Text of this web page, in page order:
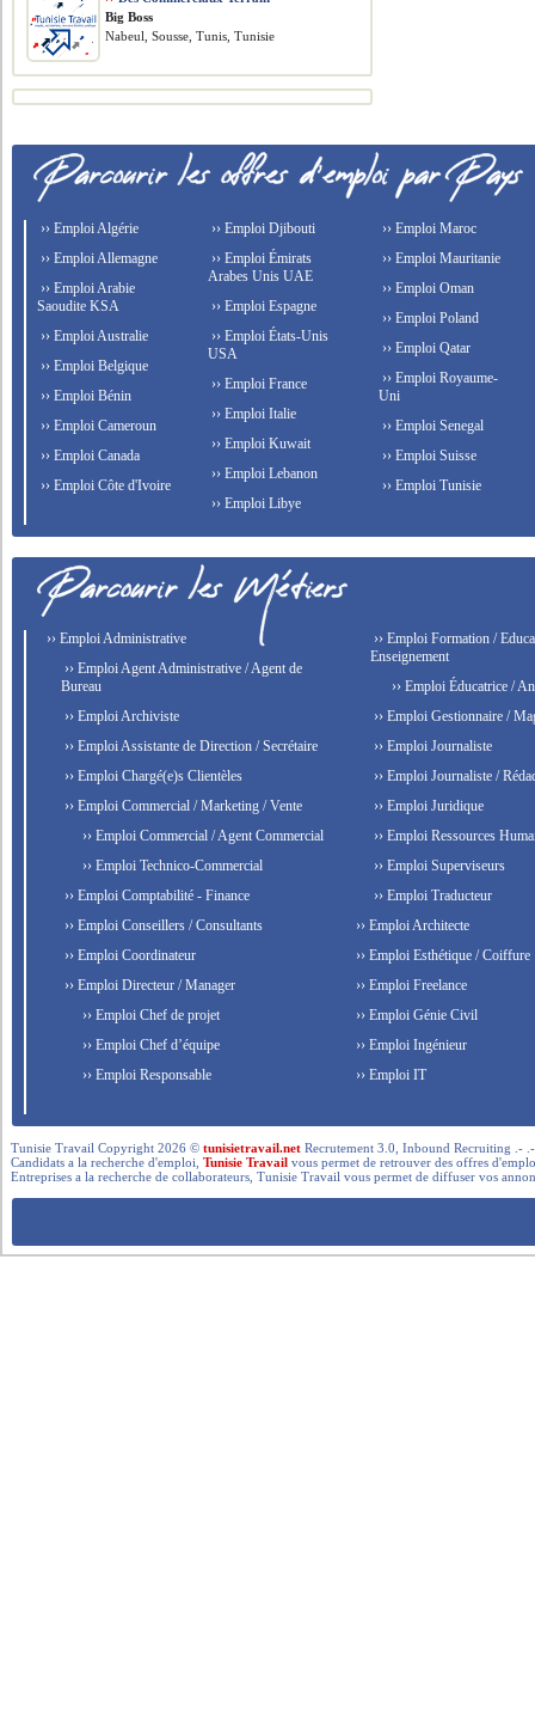
Big Boss
Nabeul, Sousse, Tunis, Tunisie
›› Emploi Algérie
›› Emploi Allemagne
›› Emploi Arabie
Saoudite KSA
›› Emploi Australie
›› Emploi Belgique
›› Emploi Bénin
›› Emploi Cameroun
›› Emploi Canada
›› Emploi Côte d'Ivoire
›› Emploi Djibouti
›› Emploi Émirats
Arabes Unis UAE
›› Emploi Espagne
›› Emploi États-Unis
USA
›› Emploi France
›› Emploi Italie
›› Emploi Kuwait
›› Emploi Lebanon
›› Emploi Libye
›› Emploi Maroc
›› Emploi Mauritanie
›› Emploi Oman
›› Emploi Poland
›› Emploi Qatar
›› Emploi Royaume-
Uni
›› Emploi Senegal
›› Emploi Suisse
›› Emploi Tunisie
›› Emploi Administrative
›› Emploi Agent Administrative / Agent de
Bureau
›› Emploi Archiviste
›› Emploi Assistante de Direction / Secrétaire
›› Emploi Chargé(e)s Clientèles
›› Emploi Commercial / Marketing / Vente
›› Emploi Commercial / Agent Commercial
›› Emploi Technico-Commercial
›› Emploi Comptabilité - Finance
›› Emploi Conseillers / Consultants
›› Emploi Coordinateur
›› Emploi Directeur / Manager
›› Emploi Chef de projet
›› Emploi Chef d’équipe
›› Emploi Responsable
›› Emploi Formation /
Enseignement
›› Emploi Éducatrice /
›› Emploi Gestionnaire /
›› Emploi Journaliste
›› Emploi Journaliste /
›› Emploi Juridique
›› Emploi Ressources
›› Emploi Superviseurs
›› Emploi Traducteur
›› Emploi Architecte
›› Emploi Esthétique / Coiffure
›› Emploi Freelance
›› Emploi Génie Civil
›› Emploi Ingénieur
›› Emploi IT
Tunisie Travail Copyright 2026 ©tunisietravail.net Recrutement 3.0, Inbound Recruiting .-
Candidats a la recherche d'emploi,Tunisie Travail vous permet de retrouver des offres
Entreprises a la recherche de collaborateurs, Tunisie Travail vous permet de diffuser vos